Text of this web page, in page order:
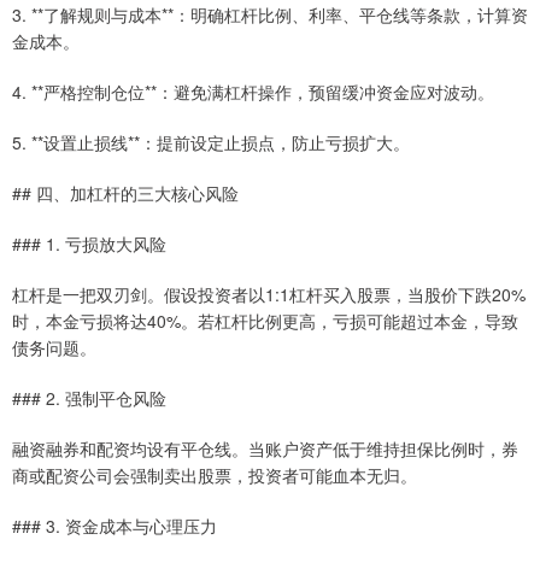
3. **了解规则与成本**：明确杠杆比例、利率、平仓线等条款，计算资
金成本。
4. **严格控制仓位**：避免满杠杆操作，预留缓冲资金应对波动。
5. **设置止损线**：提前设定止损点，防止亏损扩大。
## 四、加杠杆的三大核心风险
### 1. 亏损放大风险
杠杆是一把双刃剑。假设投资者以1:1杠杆买入股票，当股价下跌20%
时，本金亏损将达40%。若杠杆比例更高，亏损可能超过本金，导致
债务问题。
### 2. 强制平仓风险
融资融券和配资均设有平仓线。当账户资产低于维持担保比例时，券
商或配资公司会强制卖出股票，投资者可能血本无归。
### 3. 资金成本与心理压力